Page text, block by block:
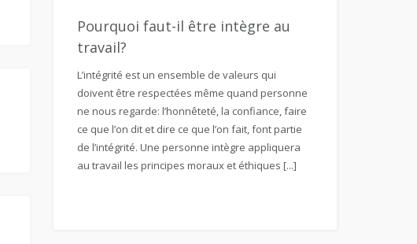
Pourquoi faut-il être intègre au
travail?
L’intégrité est un ensemble de valeurs qui
doivent être respectées même quand personne
ne nous regarde: l’honnêteté, la confiance, faire
ce que l’on dit et dire ce que l’on fait, font partie
de l’intégrité. Une personne intègre appliquera
au travail les principes moraux et éthiques [...]